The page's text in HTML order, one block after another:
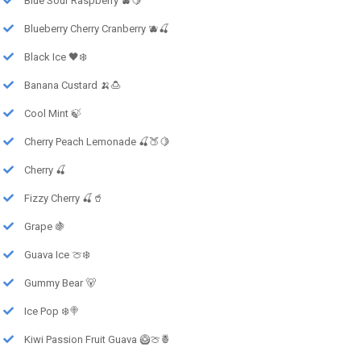
Blueberry Cherry Cranberry 🫐🍒
Black Ice 🖤❄️
Banana Custard 🍌🍮
Cool Mint 🍃
Cherry Peach Lemonade 🍒🍑🍋
Cherry 🍒
Fizzy Cherry 🍒🥤
Grape 🍇
Guava Ice 🍈❄️
Gummy Bear 🐻
Ice Pop ❄️🍭
Kiwi Passion Fruit Guava 🥝🍈🍍